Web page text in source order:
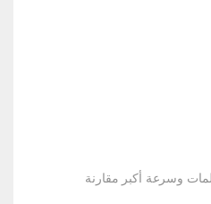
وسرعة أكبر مقارنة